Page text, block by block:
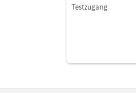
Testzugang